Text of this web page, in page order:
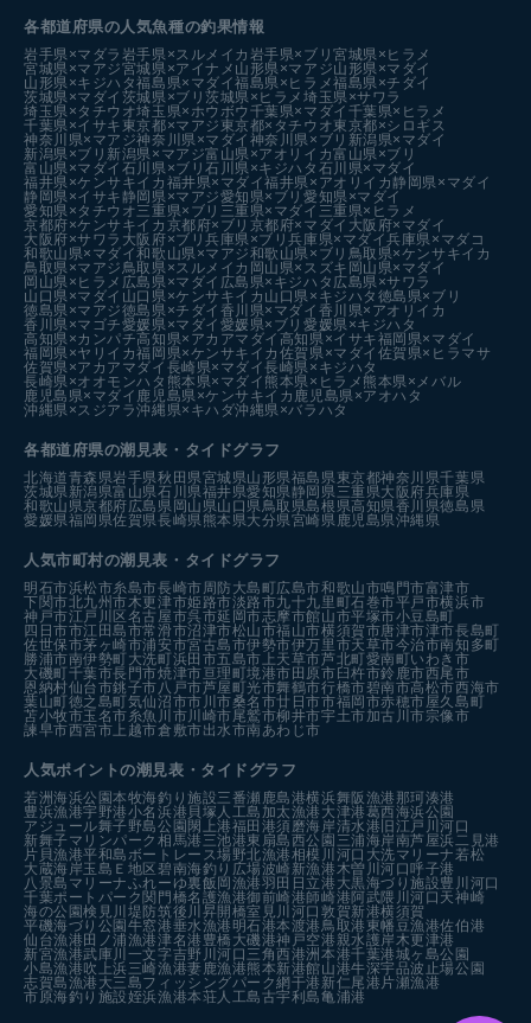
各都道府県の人気魚種の釣果情報
岩手県×マダラ 岩手県×スルメイカ 岩手県×ブリ宮城県×ヒラメ
宮城県×マアジ宮城県×アイナメ 山形県×マアジ山形県×マダイ
山形県×キジハタ福島県×マダイ福島県×ヒラメ福島県×チダイ
茨城県×マダイ 茨城県×ブリ茨城県×ヒラメ埼玉県×サワラ
埼玉県×タチウオ埼玉県×ホウボウ 千葉県×マダイ 千葉県×ヒラメ
千葉県×イサキ 東京都×マアジ 東京都×タチウオ東京都×シロギス
神奈川県×マアジ神奈川県×マダイ 神奈川県×ブリ 新潟県×マダイ
新潟県×ブリ 新潟県×マアジ富山県×アオリイカ富山県×ブリ
富山県×マダイ 石川県×ブリ石川県×キジハタ 石川県×マダイ
福井県×ケンサキイカ 福井県×マダイ福井県×アオリイカ 静岡県×マダイ
静岡県×イサキ 静岡県×マアジ愛知県×ブリ愛知県×マダイ
愛知県×タチウオ三重県×ブリ 三重県×マダイ 三重県×ヒラメ
京都府×ケンサキイカ 京都府×ブリ 京都府×マダイ 大阪府×マダイ
大阪府×サワラ 大阪府×ブリ兵庫県×ブリ兵庫県×マダイ兵庫県×マダコ
和歌山県×マダイ和歌山県×マアジ和歌山県×ブリ 鳥取県×ケンサキイカ
鳥取県×マアジ鳥取県×スルメイカ 岡山県×スズキ 岡山県×マダイ
岡山県×ヒラメ 広島県×マダイ 広島県×キジハタ 広島県×サワラ
山口県×マダイ 山口県×ケンサキイカ 山口県×キジハタ 徳島県×ブリ
徳島県×マアジ徳島県×チダイ 香川県×マダイ 香川県×アオリイカ
香川県×マゴチ愛媛県×マダイ 愛媛県×ブリ愛媛県×キジハタ
高知県×カンパチ高知県×アカアマダイ 高知県×イサキ福岡県×マダイ
福岡県×ヤリイカ福岡県×ケンサキイカ 佐賀県×マダイ 佐賀県×ヒラマサ
佐賀県×アカアマダイ 長崎県×マダイ長崎県×キジハタ
長崎県×オオモンハタ 熊本県×マダイ 熊本県×ヒラメ 熊本県×メバル
鹿児島県×マダイ 鹿児島県×ケンサキイカ 鹿児島県×アオハタ
沖縄県×スジアラ沖縄県×キハダ沖縄県×バラハタ
各都道府県の潮見表 ・タイドグラフ
北海道青森県岩手県秋田県宮城県山形県福島県東京都神奈川県千葉県
茨城県新潟県富山県石川県福井県愛知県静岡県三重県大阪府兵庫県
和歌山県京都府広島県 岡山県山口県鳥取県島根県高知県香川県徳島県
愛媛県福岡県佐賀県長崎県熊本県大分県宮崎県鹿児島県沖縄県
人気市町村の潮見表・タイドグラフ
明石市浜松市糸島市長崎市周防大島町広島市和歌山市鳴門市富津市
下関市北九州市木更津市姫路市淡路市九十九里町石巻市平戸市横浜市
神戸市江戸川区 名古屋市呉市延岡市志摩市館山市平塚市小豆島町
四日市市江田島市常滑市沼津市松山市福山市横須賀市唐津市津市長島町
佐世保市茅ヶ崎市浦安市宮古島市伊勢市伊万里市天草市今治市南知多町
勝浦市南伊勢町大洗町浜田市五島市 上天草市芦北町愛南町いわき市
大磯町千葉市長門市焼津市亘理町境港市 田原市 臼杵市鈴鹿市西尾市
恩納村仙台市銚子市八戸市芦屋町光市舞鶴市行橋市碧南市高松市西海市
葉山町徳之島町気仙沼市市川市桑名市廿日市市福岡市赤穂市屋久島町
苫小牧市玉名市糸魚川市川崎市尾鷲市柳井市宇土市加古川市宗像市
諫早市西宮市 上越市倉敷市出水市南あわじ市
人気ポイントの潮見表・タイドグラフ
若洲海浜公園本牧海釣り施設三番瀬 鹿島港横浜舞阪漁港 那珂湊港
豊浜漁港宇野港小名浜港 貝塚人工島 加太漁港 大津港葛西海浜公園
アジュール舞子野島公園 閖上港福田港須磨海岸清水港 旧江戸川河口
新舞子マリンパーク 相馬港 三池港東扇島西公園 三浦海岸南芦屋浜二見港
片貝漁港平和島ボートレース場野北漁港相模川河口 大洗マリーナ若松
大蔵海岸玉島Ｅ地区 碧南海釣り広場波崎新漁港木曽川河口 呼子港
八景島マリーナふれーゆ裏飯岡漁港羽田 日立港 大黒海づり施設豊川河口
千葉ポートパーク 関門橋名護漁港御前崎港師崎港 阿武隈川河口 天神崎
海の公園検見川堤防筑後川昇開橋室見川河口敦賀新港横須賀
平磯海づり公園 牛窓港垂水漁港 明石港本渡港鳥取港 東幡豆漁港佐伯港
仙台漁港 田ノ浦漁港津名港 豊橋 大磯港神戸空港親水護岸木更津港
新宮漁港武庫川一文字吉野川河口 三角西港洲本港千葉港城ヶ島公園
小島漁港吹上浜三崎漁港妻鹿漁港熊本新港館山港牛深宇品波止場公園
志賀島漁港 大三島フィッシングパーク網干港 新仁尾港 片瀬漁港
市原海釣り施設姪浜漁港本荘人工島古宇利島亀浦港